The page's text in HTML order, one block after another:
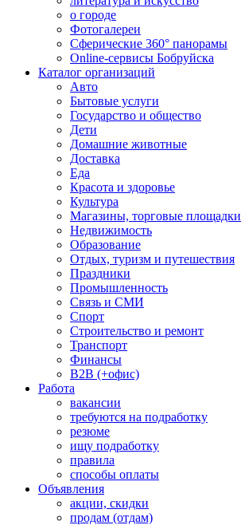
о городе
Фотогалереи
Сферические 360° панорамы
Online-сервисы Бобруйска
Каталог организаций
Авто
Бытовые услуги
Государство и общество
Дети
Домашние животные
Доставка
Еда
Красота и здоровье
Культура
Магазины, торговые площадки
Недвижимость
Образование
Отдых, туризм и путешествия
Праздники
Промышленность
Связь и СМИ
Спорт
Строительство и ремонт
Транспорт
Финансы
B2B (+офис)
Работа
вакансии
требуются на подработку
резюме
ищу подработку
правила
способы оплаты
Объявления
акции, скидки
продам (отдам)